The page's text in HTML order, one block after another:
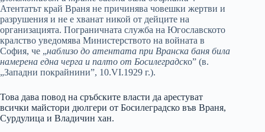
Атентатът край Враня не причинява човешки жертви и
разрушения и не е хванат никой от дейците на
организацията. Пограничната служба на Югославското
кралство уведомява Министерството на войната в
София, че „наблизо до атентата при Вранска баня била
намерена една черга и палто от Босилеградско” (в.
„Западни покрайнини”, 10.VІ.1929 г.).
Това дава повод на сръбските власти да арестуват
всички майстори дюлгери от Босилеградско във Враня,
Сурдулица и Владичин хан.